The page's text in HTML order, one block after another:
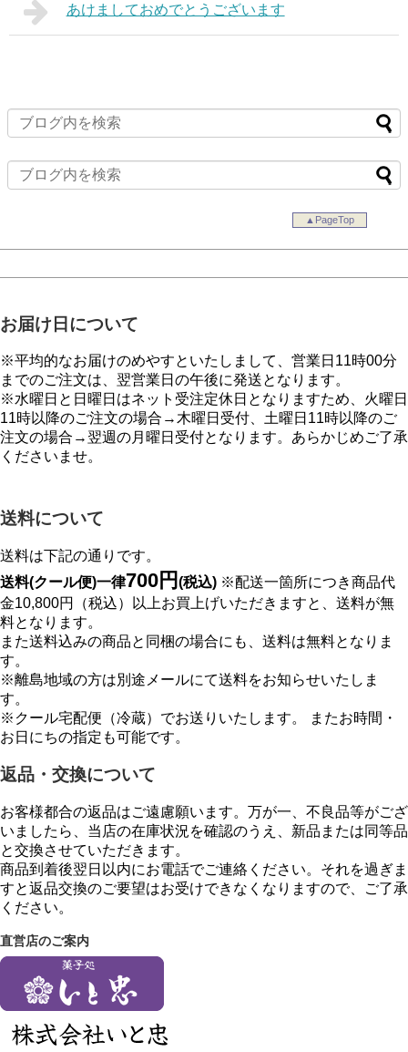
あけましておめでとうございます
▲PageTop
お届け日について
※平均的なお届けのめやすといたしまして、営業日11時00分
までのご注文は、翌営業日の午後に発送となります。
※水曜日と日曜日はネット受注定休日となりますため、火曜日
11時以降のご注文の場合→木曜日受付、土曜日11時以降のご
注文の場合→翌週の月曜日受付となります。あらかじめご了承
くださいませ。
送料について
送料は下記の通りです。
送料(クール便)一律700円 (税込) ※配送一箇所につき商品代
金10,800円（税込）以上お買上げいただきますと、送料が無
料となります。
また送料込みの商品と同梱の場合にも、送料は無料となりま
す。
※離島地域の方は別途メールにて送料をお知らせいたしま
す。
※クール宅配便（冷蔵）でお送りいたします。 またお時間・
お日にちの指定も可能です。
返品・交換について
お客様都合の返品はご遠慮願います。万が一、不良品等がござ
いましたら、当店の在庫状況を確認のうえ、新品または同等品
と交換させていただきます。
商品到着後翌日以内にお電話でご連絡ください。それを過ぎま
すと返品交換のご要望はお受けできなくなりますので、ご了承
ください。
直営店のご案内